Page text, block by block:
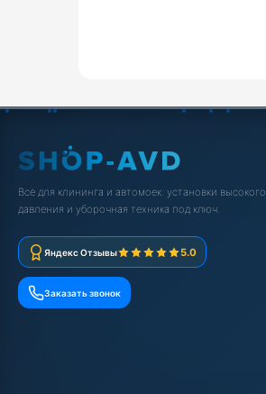
Всё для клининга и автомоек: установки высокого
давления и уборочная техника под ключ.
Яндекс Отзывы 5.0
Заказать звонок